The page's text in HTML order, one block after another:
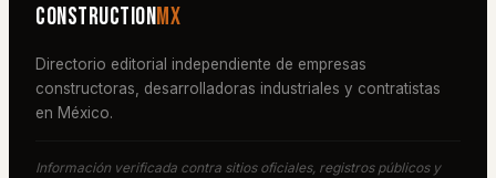
ConstructionMX
Directorio editorial independiente de empresas
constructoras, desarrolladoras industriales y contratistas
en México.
Información verificada contra sitios oficiales, registros públicos y